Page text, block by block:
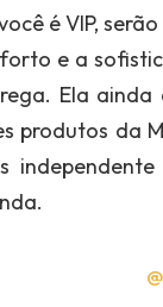
é VIP,
e a
Ela
produtos da